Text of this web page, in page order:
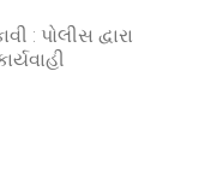
: પોલીસ દ્વારા